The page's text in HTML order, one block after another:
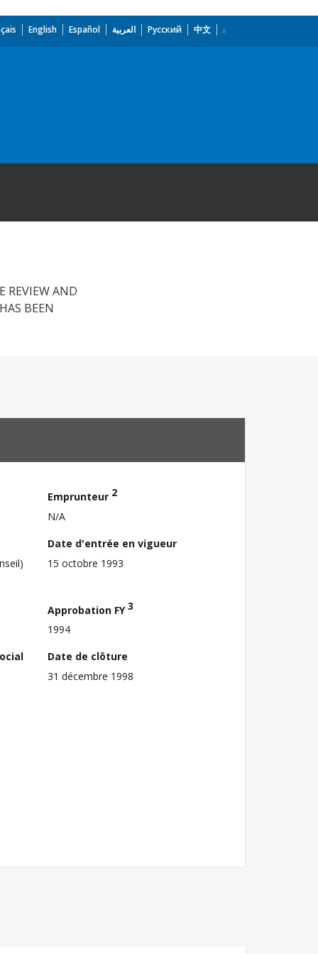
English Español العربية Русский 中文
REVIEW AND
BEEN
Emprunteur 2
N/A
Date d'entrée en vigueur
15 octobre 1993
Approbation FY3
1994
Date de clôture
31 décembre 1998